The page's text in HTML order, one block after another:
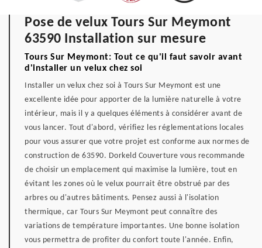
Pose de velux Tours Sur Meymont
63590 Installation sur mesure
Tours Sur Meymont: Tout ce qu'il faut savoir avant
d'installer un velux chez soi
Installer un velux chez soi à Tours Sur Meymont est une
excellente idée pour apporter de la lumière naturelle à votre
intérieur, mais il y a quelques éléments à considérer avant de
vous lancer. Tout d'abord, vérifiez les réglementations locales
pour vous assurer que votre projet est conforme aux normes de
construction de 63590. Dorkeld Couverture vous recommande
de choisir un emplacement qui maximise la lumière, tout en
évitant les zones où le velux pourrait être obstrué par des
arbres ou d'autres bâtiments. Pensez aussi à l'isolation
thermique, car Tours Sur Meymont peut connaître des
variations de température importantes. Une bonne isolation
vous permettra de profiter du confort toute l'année. Enfin,